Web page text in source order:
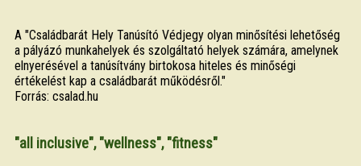
A "Családbarát Hely Tanúsító Védjegy olyan minősítési lehetőség
a pályázó munkahelyek és szolgáltató helyek számára, amelynek
elnyerésével a tanúsítvány birtokosa hiteles és minőségi
értékelést kap a családbarát működésről."
Forrás: csalad.hu
"all inclusive", "wellness", "fitness"